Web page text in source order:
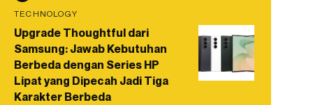
TECHNOLOGY
Upgrade Thoughtful dari
Samsung: Jawab Kebutuhan
Berbeda dengan Series HP
Lipat yang Dipecah Jadi Tiga
Karakter Berbeda